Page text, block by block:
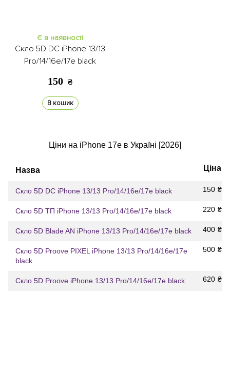
Є в наявності
Скло 5D DC iPhone 13/13
Pro/14/16e/17e black
150 ₴
В кошик
Ціни на iPhone 17e в Україні [2026]
Назва Ціна
Скло 5D DC iPhone 13/13 Pro/14/16e/17e black 150 ₴
Скло 5D ТП iPhone 13/13 Pro/14/16e/17e black 220 ₴
Скло 5D Blade AN iPhone 13/13 Pro/14/16e/17e black 400 ₴
Скло 5D Proove PIXEL iPhone 13/13 Pro/14/16e/17e
black
500 ₴
Скло 5D Proove iPhone 13/13 Pro/14/16e/17e black 620 ₴